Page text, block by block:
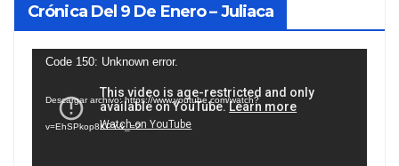
Crónica Del 9 De Enero – Juliaca
Reproductor
vídeo
Code 150: Unknown error.
Descargar archivo: https://www.youtube.com/watch?
v=EhSPkop8KPY&_=2